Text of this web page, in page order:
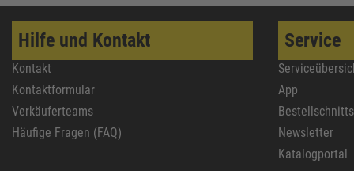
Hilfe und Kontakt
Kontakt
Kontaktformular
Verkäuferteams
Häufige Fragen (FAQ)
Service
App
Newsletter
Katalogportal